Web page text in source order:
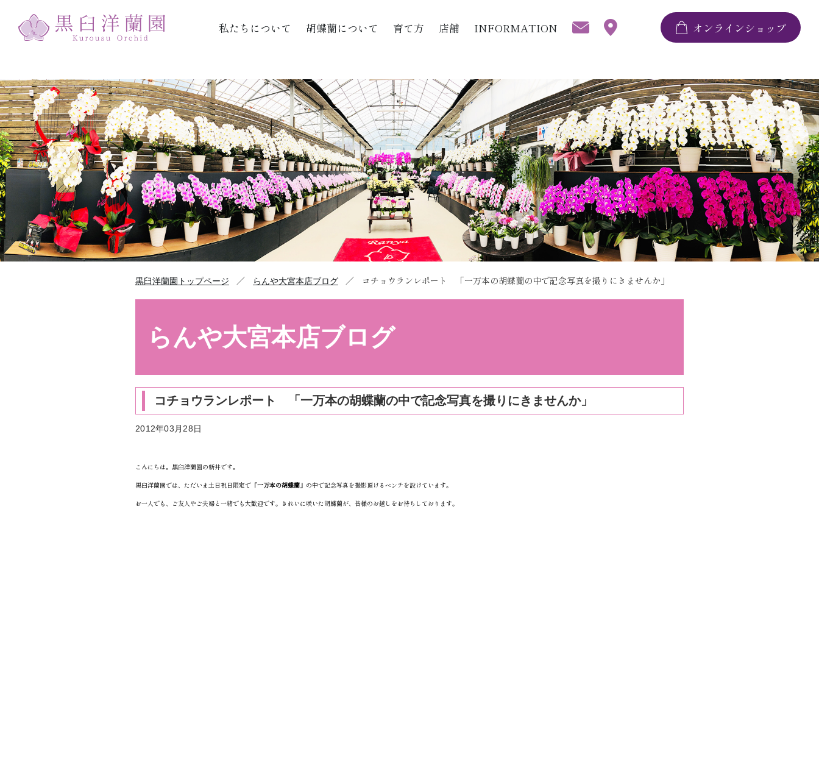
私たちについて 胡蝶蘭について 育て方 店舗 INFORMATION オンラインショップ
黒臼洋蘭園トップページ ／ らんや大宮本店ブログ ／ コチョウランレポート 「一万本の胡蝶蘭の中で記念写真を撮りにきませんか」
らんや大宮本店ブログ
コチョウランレポート 「一万本の胡蝶蘭の中で記念写真を撮りにきませんか」
2012年03月28日
こんにちは。黒臼洋蘭園の新井です。
黒臼洋蘭園では、ただいま土日祝日限定で 「一万本の胡蝶蘭」 の中で記念写真を撮影頂けるベンチを設けています。
お一人でも、ご友人やご夫婦と一緒でも大歓迎です。きれいに咲いた胡蝶蘭が、皆様のお越しをお待ちしております。